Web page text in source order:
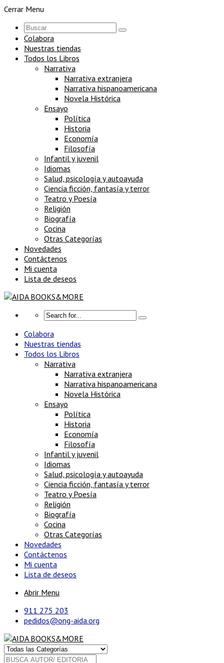
Cerrar Menu
Colabora
Nuestras tiendas
Todos los Libros
Narrativa
Narrativa extranjera
Narrativa hispanoamericana
Novela Histórica
Ensayo
Política
Historia
Economía
Filosofía
Infantil y juvenil
Idiomas
Salud, psicología y autoayuda
Ciencia ficción, fantasía y terror
Teatro y Poesía
Religión
Biografía
Cocina
Otras Categorías
Novedades
Contáctenos
Mi cuenta
Lista de deseos
Colabora
Nuestras tiendas
Todos los Libros
Narrativa
Narrativa extranjera
Narrativa hispanoamericana
Novela Histórica
Ensayo
Política
Historia
Economía
Filosofía
Infantil y juvenil
Idiomas
Salud, psicología y autoayuda
Ciencia ficción, fantasía y terror
Teatro y Poesía
Religión
Biografía
Cocina
Otras Categorías
Novedades
Contáctenos
Mi cuenta
Lista de deseos
Abrir Menu
911 275 203
pedidos@ong-aida.org
Buscar